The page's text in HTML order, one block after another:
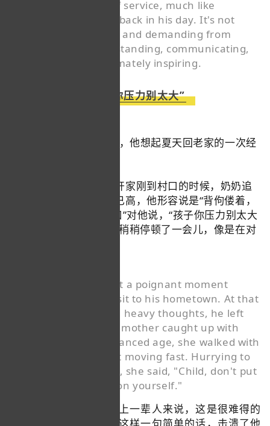
essentially a form of service, much like
managing students back in his day. It's not
about reprimanding and demanding from
students but understanding, communicating,
respecting, and ultimately inspiring.
“孩子你压力别太大”
谈起2023年的难忘时刻，他想起夏天回老家的一次经
那时他心事重重，在离开家刚到村口的时候，奶奶追
了上来。因为奶奶年事已高，他形容说是“背佝偻着，
走不快”，一路“赶到村口”对他说，“孩子你压力别太大
啊”。董宇辉说这话时，稍稍停顿了一会儿，像是在对
He reminisced about a poignant moment
during a summer visit to his hometown. At that
time, burdened with heavy thoughts, he left
home, but his grandmother caught up with
him. Due to her advanced age, she walked with
a hunched back, not moving fast. Hurrying to
the village entrance, she said, "Child, don't put
too much pressure on yourself."
对于大多数沉默寡言的上一辈人来说，这是很难得的